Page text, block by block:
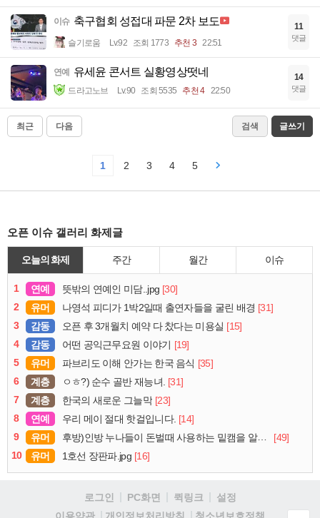
이슈 축구협회 성접대 파문 2차 보도
슬기로움 Lv.92 조회 1773 추천 3 22:51
11
댓글
연예 유세윤 콘서트 실황영상떳네
드라고노브 Lv.90 조회 5535 추천 4 22:50
14
댓글
최근 다음 검색 글쓰기
1 2 3 4 5
오픈 이슈 갤러리 화제글
오늘의 화제 주간 월간 이슈
1 연예 뜻밖의 연예인 미담..jpg [30]
2
유머 나영석 피디가 1박2일때 출연자들을 굴린 배경 [31]
3
감동 오픈 후 3개월치 예약 다 찼다는 미용실 [15]
4
감동 어떤 공익근무요원 이야기 [19]
5
유머 파브리도 이해 안가는 한국 음식 [35]
6
계층 ㅇㅎ?) 순수 골반 재능녀. [31]
7
계층 한국의 새로운 그늘막 [23]
8
연예 우리 메이 절대 핫걸입니다. [14]
9
유머 후방)인방 누나들이 돈벌때 사용하는 밑캠을 알아보자
[49]
10
유머 1호선 장판파.jpg [16]
로그인 PC화면 퀵링크
설정
청소년보호정책